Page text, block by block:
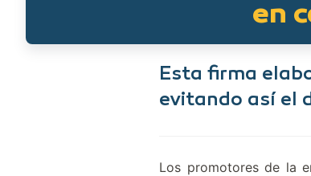
en
Esta firma
evitando así el
Los promotores de la